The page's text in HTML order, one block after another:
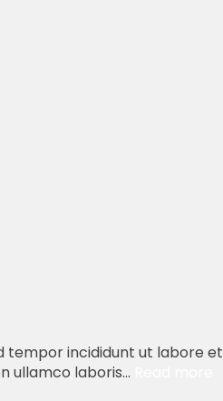
tempor incididunt ut labore et
ullamco laboris...